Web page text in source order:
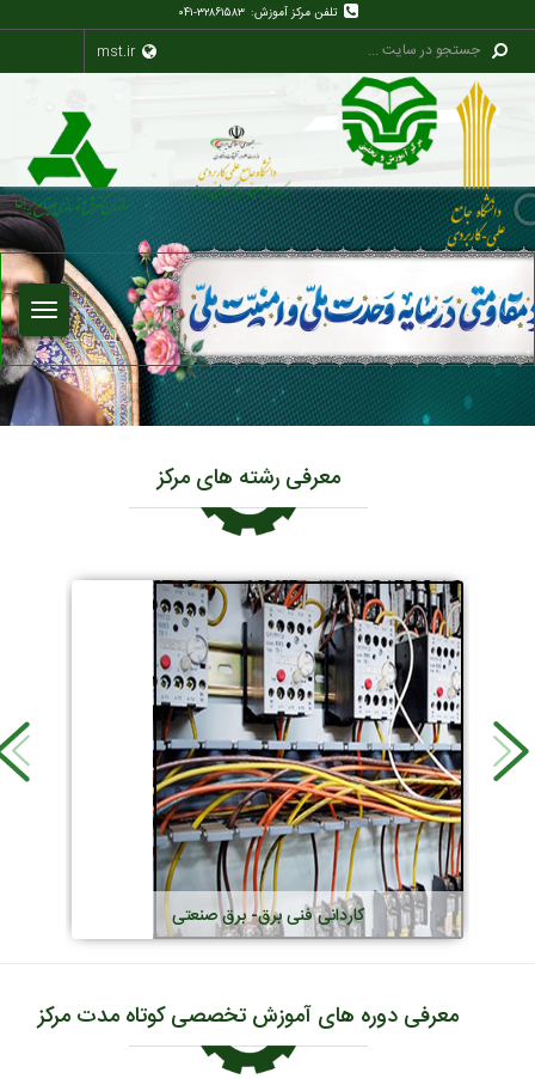
۰۴۱-۳۲۸۶۱۵۸۳
معرفی رشته های مرکز
کاردانیفنی آسانسور و پله برقی
دوره های آموزش تخصصی کوتاه مدت مرکز